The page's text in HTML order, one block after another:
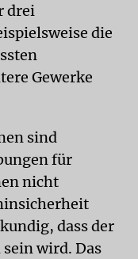
drei
die
Gewerke
sind
für
nicht
dass der
wird. Das